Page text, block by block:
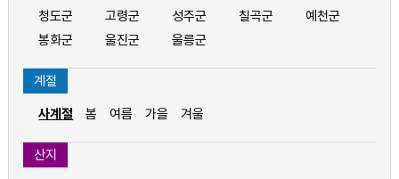
청도군
고령군 성주군 칠곡군
예천군
봉화군
울진군 울릉군
계절
사계절 봄 여름 가을 겨울
산지